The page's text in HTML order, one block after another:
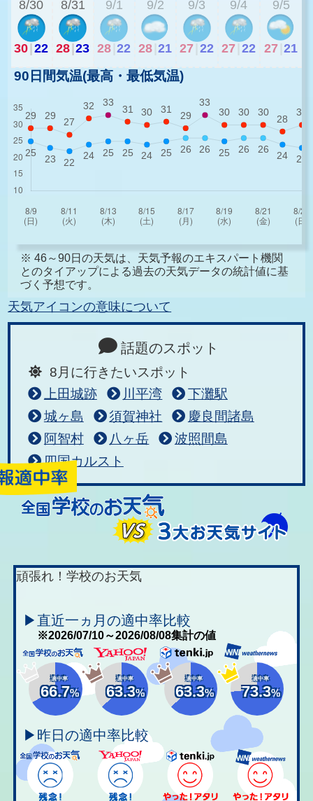
8/30
30 22
8/31
28 23
9/1
28 22
9/2
28 21
9/3
27 22
9/4
27 22
9/5
27 21
90日間気温(最高・最低気温)
※ 46～90日の天気は、天気予報のエキスパート機関
とのタイアップによる過去の天気データの統計値に基
づく予想です。
天気アイコンの意味について
話題のスポット
8月に行きたいスポット
上田城跡
川平湾
下灘駅
城ヶ島
須賀神社
慶良間諸島
阿智村
八ヶ岳
波照間島
四国カルスト
頑張れ！学校のお天気
▶直近一ヵ月の適中率比較
※2026/07/10～2026/08/08集計の値
適中率
66.7%
適中率
63.3%
適中率
63.3%
適中率
73.3%
▶昨日の適中率比較